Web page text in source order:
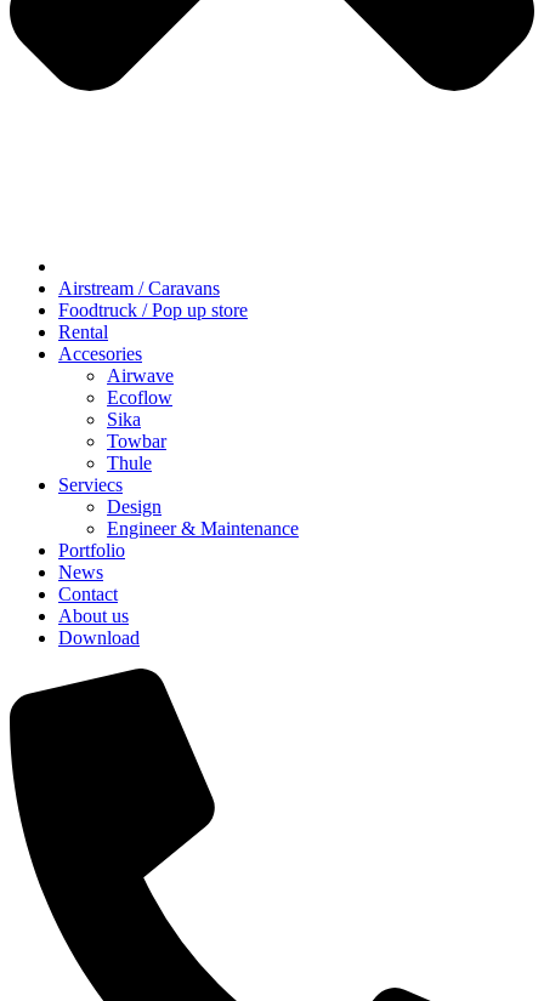
Airstream / Caravans
Foodtruck / Pop up store
Rental
Accesories
Airwave
Ecoflow
Sika
Towbar
Thule
Serviecs
Design
Engineer & Maintenance
Portfolio
News
Contact
About us
Download